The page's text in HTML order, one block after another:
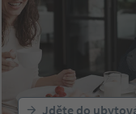
Jděte do